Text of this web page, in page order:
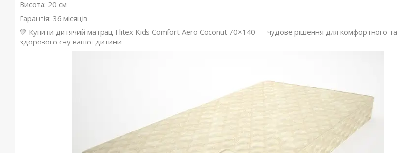
Висота: 20 см
Гарантія: 36 місяців
💛 Купити дитячий матрац Flitex Kids Comfort Aero Coconut 70×140 — чудове рішення для комфортного та
здорового сну вашої дитини.